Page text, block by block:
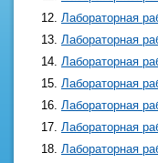
Лабораторная
Лабораторная
Лабораторная
Лабораторная
Лабораторная
Лабораторная
Лабораторная